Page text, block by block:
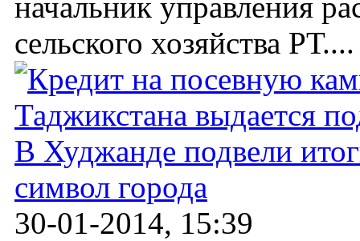
сельского хозяйства РТ....
В Худжанде подвели
символ города
30-01-2014, 15:39